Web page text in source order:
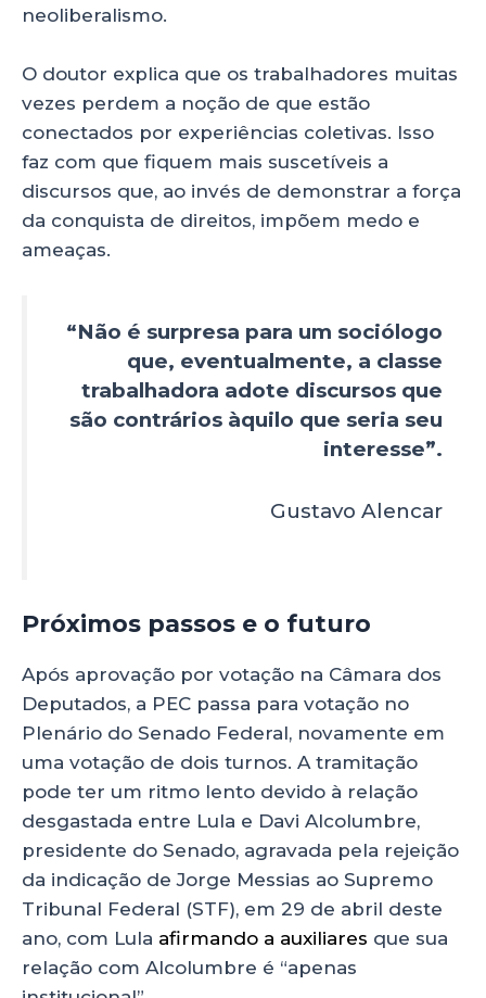
neoliberalismo.
O doutor explica que os trabalhadores muitas
vezes perdem a noção de que estão
conectados por experiências coletivas. Isso
faz com que fiquem mais suscetíveis a
discursos que, ao invés de demonstrar a força
da conquista de direitos, impõem medo e
ameaças.
“Não é surpresa para um sociólogo
que, eventualmente, a classe
trabalhadora adote discursos que
são contrários àquilo que seria seu
interesse”.
Gustavo Alencar
Próximos passos e o futuro
Após aprovação por votação na Câmara dos
Deputados, a PEC passa para votação no
Plenário do Senado Federal, novamente em
uma votação de dois turnos. A tramitação
pode ter um ritmo lento devido à relação
desgastada entre Lula e Davi Alcolumbre,
presidente do Senado, agravada pela rejeição
da indicação de Jorge Messias ao Supremo
Tribunal Federal (STF), em 29 de abril deste
ano, com Lula afirmando a auxiliares que sua
relação com Alcolumbre é “apenas